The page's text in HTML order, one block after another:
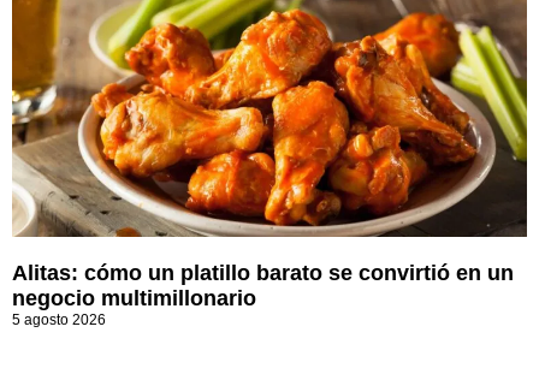
Alitas: cómo un platillo barato se convirtió en un
negocio multimillonario
5 agosto 2026